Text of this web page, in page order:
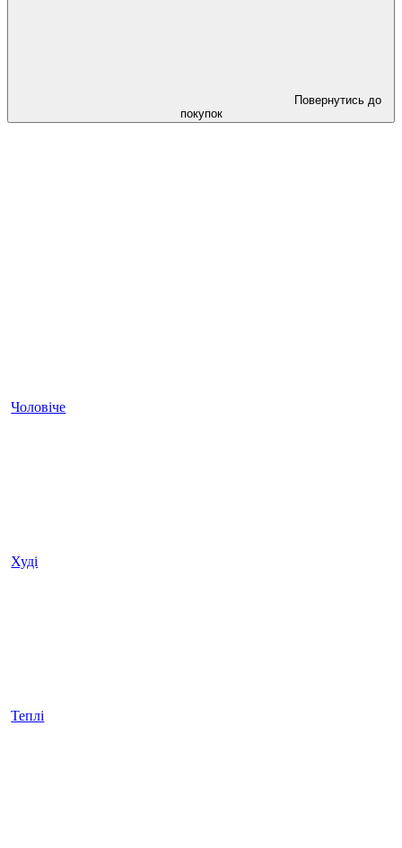
Повернутись до
покупок
Чоловіче
Худі
Теплі